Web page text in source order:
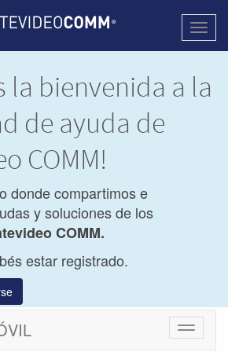
la bienvenida a la
de ayuda de
COMM!
donde compartimos e
y soluciones de los
COMM.
estar registrado.
Cambiar